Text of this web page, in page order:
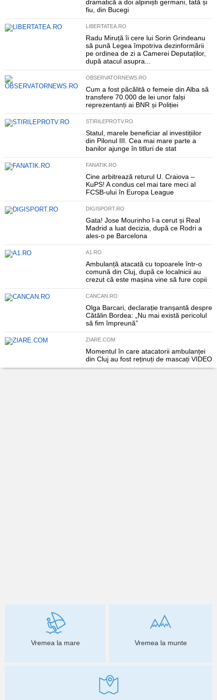
dramatică a doi alpiniști germani, tată și
fiu, din Bucegi
LIBERTATEA.RO
Radu Miruță îi cere lui Sorin Grindeanu
să pună Legea împotriva dezinformării
pe ordinea de zi a Camerei Deputaților,
după atacul asupra...
OBSERVATORNEWS.RO
Cum a fost păcălită o femeie din Alba să
transfere 70.000 de lei unor falși
reprezentanți ai BNR și Poliției
STIRILEPROTV.RO
Statul, marele beneficiar al investițiilor
din Pilonul III. Cea mai mare parte a
banilor ajunge în titluri de stat
FANATIK.RO
Cine arbitrează returul U. Craiova –
KuPS! A condus cel mai tare meci al
FCSB-ului în Europa League
DIGISPORT.RO
Gata! Jose Mourinho l-a cerut și Real
Madrid a luat decizia, după ce Rodri a
ales-o pe Barcelona
A1.RO
Ambulanță atacată cu topoarele într-o
comună din Cluj, după ce localnicii au
crezut că este mașina vine să fure copii
CANCAN.RO
Olga Barcari, declarație tranșantă despre
Cătălin Bordea: „Nu mai există pericolul
să fim împreună”
ZIARE.COM
Momentul în care atacatorii ambulanței
din Cluj au fost reținuți de mascați VIDEO
Vremea la mare Vremea la munte